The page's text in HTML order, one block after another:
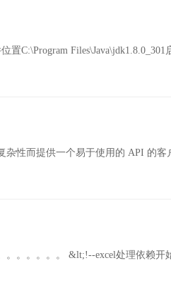
C:\Program Files\Java\jdk1.8.0_301
杂性而提供一个易于使用的 API 的客
。。。。。。 &lt;!--excel处理依赖开